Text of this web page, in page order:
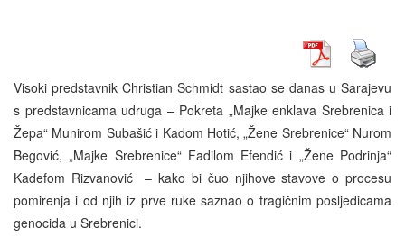
Visoki predstavnik Christian Schmidt sastao se danas u Sarajevu
s predstavnicama udruga – Pokreta „Majke enklava Srebrenica i
Žepa“ Munirom Subašić i Kadom Hotić, „Žene Srebrenice“ Nurom
Begović, „Majke Srebrenice“ Fadilom Efendić i „Žene Podrinja“
Kadefom Rizvanović – kako bi čuo njihove stavove o procesu
pomirenja i od njih iz prve ruke saznao o tragičnim posljedicama
genocida u Srebrenici.